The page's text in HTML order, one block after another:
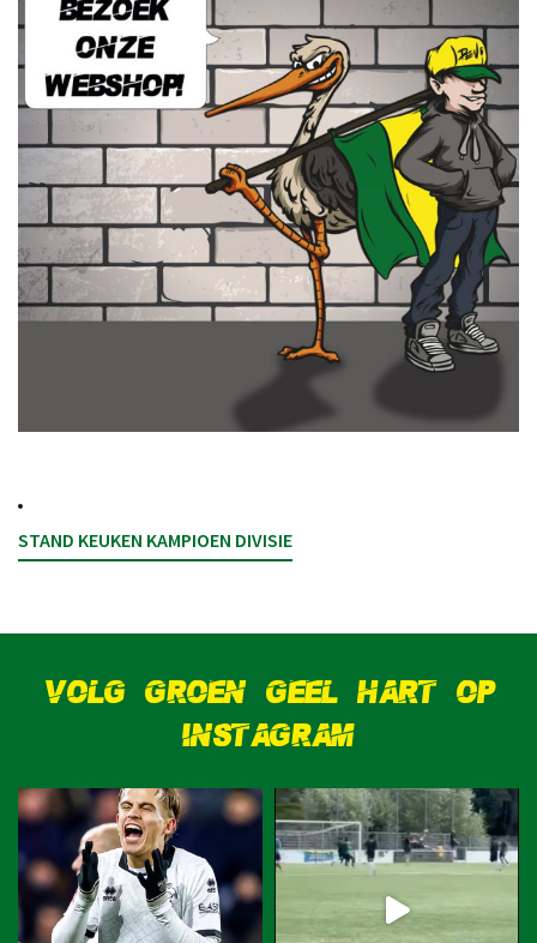
STAND KEUKEN KAMPIOEN DIVISIE
VOLG GROEN GEEL HART OP
INSTAGRAM